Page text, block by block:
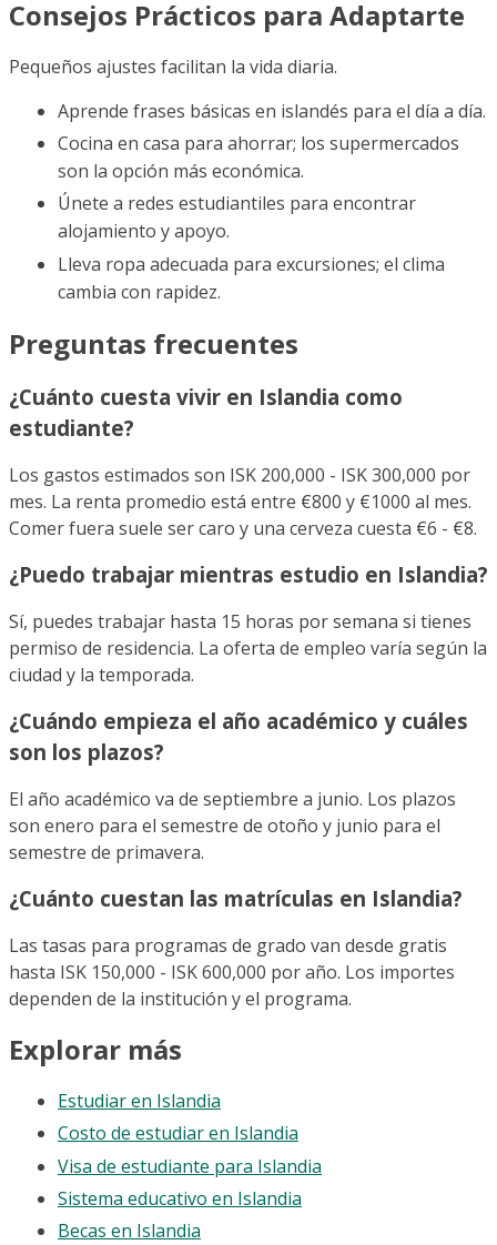
Consejos Prácticos para Adaptarte
Pequeños ajustes facilitan la vida diaria.
Aprende frases básicas en islandés para el día a día.
Cocina en casa para ahorrar; los supermercados
son la opción más económica.
Únete a redes estudiantiles para encontrar
alojamiento y apoyo.
Lleva ropa adecuada para excursiones; el clima
cambia con rapidez.
Preguntas frecuentes
¿Cuánto cuesta vivir en Islandia como
estudiante?
Los gastos estimados son ISK 200,000 - ISK 300,000 por
mes. La renta promedio está entre €800 y €1000 al mes.
Comer fuera suele ser caro y una cerveza cuesta €6 - €8.
¿Puedo trabajar mientras estudio en Islandia?
Sí, puedes trabajar hasta 15 horas por semana si tienes
permiso de residencia. La oferta de empleo varía según la
ciudad y la temporada.
¿Cuándo empieza el año académico y cuáles
son los plazos?
El año académico va de septiembre a junio. Los plazos
son enero para el semestre de otoño y junio para el
semestre de primavera.
¿Cuánto cuestan las matrículas en Islandia?
Las tasas para programas de grado van desde gratis
hasta ISK 150,000 - ISK 600,000 por año. Los importes
dependen de la institución y el programa.
Explorar más
Estudiar en Islandia
Costo de estudiar en Islandia
Visa de estudiante para Islandia
Sistema educativo en Islandia
Becas en Islandia